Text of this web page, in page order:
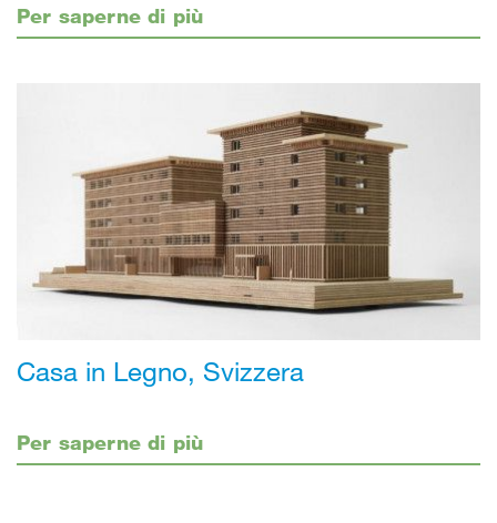
Per saperne di più
Casa in Legno, Svizzera
Per saperne di più